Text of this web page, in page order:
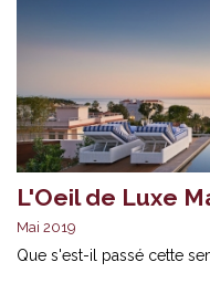
L'Oeil de Luxe
Mai 2019
Que s'est-il passé cette